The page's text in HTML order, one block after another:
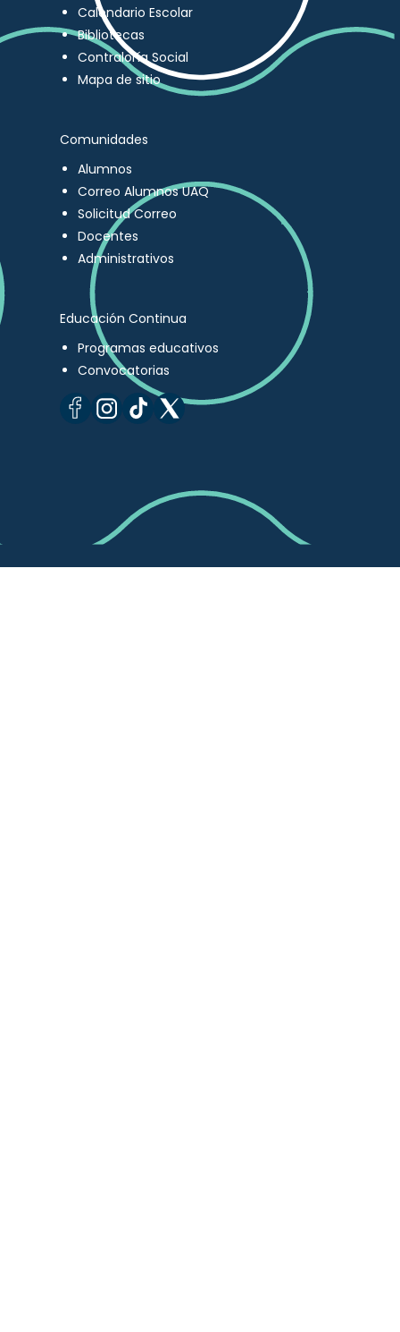
Calendario Escolar
Bibliotecas
Contraloría Social
Mapa de sitio
Comunidades
Alumnos
Correo Alumnos UAQ
Solicitud Correo
Docentes
Administrativos
Educación Continua
Programas educativos
Convocatorias